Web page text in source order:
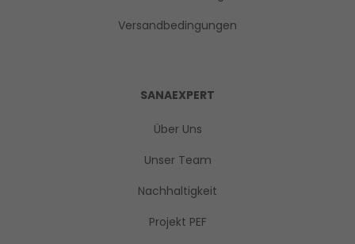
Versandbedingungen
SANAEXPERT
Über Uns
Unser Team
Nachhaltigkeit
Projekt PEF